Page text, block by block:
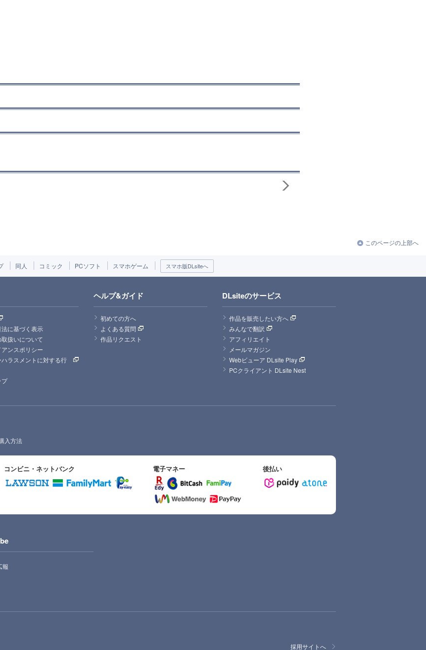
このページの上部へ
同人 コミック PCソフト スマホゲーム スマホ版DLsiteへ
に基づく表示
扱いについて
ンスポリシー
ラスメントに対する行
プ
ヘルプ&ガイド
初めての方へ
よくある質問
作品リクエスト
DLsiteのサービス
作品を販売したい方へ
みんなで翻訳
アフィリエイト
メールマガジン
Webビューア DLsite Play
PCクライアント DLsite Nest
入方法
コンビニ・ネットバンク 電子マネー 後払い
報
採用サイトへ